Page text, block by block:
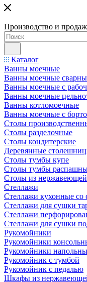
Производство и
Каталог
Ванны моечные
Ванны моечные
Ванны моечные с
Ванны моечные
Ванны котломоечные
Ванны моечные с
Столы
Столы разделочные
Столы кондитерские
Деревянные
Столы тумбы купе
Столы тумбы
Столы из
Стеллажи
Стеллажи кухонные
Стеллажи для сушки
Стеллажи
Стеллажи для сушки
Рукомойники
Рукомойники
Рукомойники
Рукомойник с тумбой
Рукомойник с педалью
Шкафы из